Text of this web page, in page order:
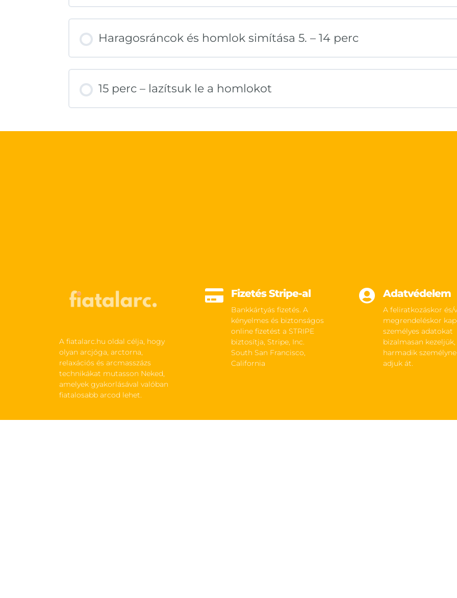
Haragosráncok és homlok simítása 5. – 14 perc
15 perc – lazítsuk le a homlokot
A fiatalarc.hu oldal célja, hogy
olyan arcjóga, arctorna,
relaxációs és arcmasszázs
technikákat mutasson Neked,
amelyek gyakorlásával valóban
fiatalosabb arcod lehet.
 Fizetés Stripe-al
Bankkártyás fizetés. A
kényelmes és biztonságos
online fizetést a STRIPE
biztosítja, Stripe, Inc.
South San Francisco,
California
 Adatvédelem
A feliratkozáskor és/
megrendeléskor
személyes adatokat
bizalmasan kezeljük,
harmadik
adjuk át.